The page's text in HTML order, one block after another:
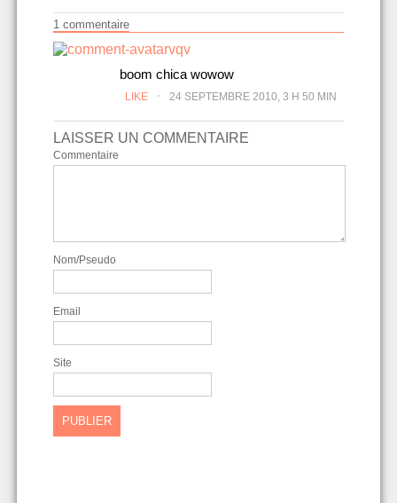
1 commentaire
vqv
boom chica wowow
LIKE . 24 SEPTEMBRE 2010, 3 H 50 MIN
LAISSER UN COMMENTAIRE
Commentaire
Nom/Pseudo
Email
Site